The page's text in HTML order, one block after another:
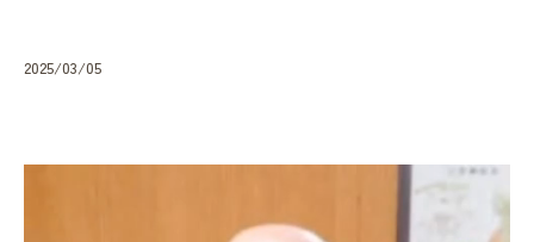
2025/03/05